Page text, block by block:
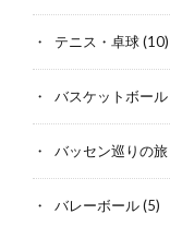
テニス・卓球(10)
バスケットボール
バッセン巡りの旅
バレーボール(5)